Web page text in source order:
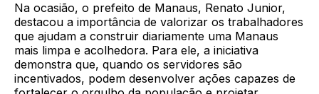
Na ocasião, o prefeito de Manaus, Renato Junior,
destacou a importância de valorizar os trabalhadores
que ajudam a construir diariamente uma Manaus
mais limpa e acolhedora. Para ele, a iniciativa
demonstra que, quando os servidores são
incentivados, podem desenvolver ações capazes de